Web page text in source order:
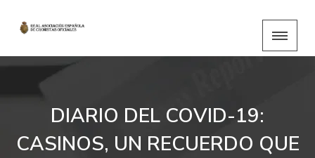
DIARIO DEL COVID-19:
CASINOS, UN RECUERDO QUE